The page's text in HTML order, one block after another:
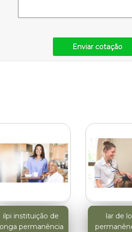
Enviar cotação
ilpi instituição de
permanência
lar de